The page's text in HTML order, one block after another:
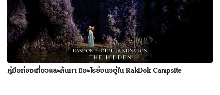
คู่มือท่องเที่ยวและค้นหา มีอะไรซ่อนอยู่ใน RakDok Campsite